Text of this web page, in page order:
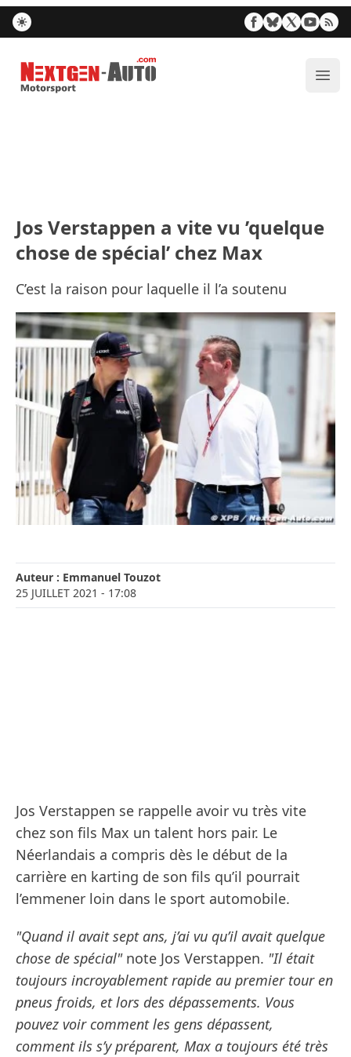
Nextgen-Auto.com
Jos Verstappen a vite vu ’quelque
chose de spécial’ chez Max
C’est la raison pour laquelle il l’a soutenu
Auteur : Emmanuel Touzot
25 JUILLET 2021 - 17:08
Jos Verstappen se rappelle avoir vu très vite
chez son fils Max un talent hors pair. Le
Néerlandais a compris dès le début de la
carrière en karting de son fils qu’il pourrait
l’emmener loin dans le sport automobile.
"Quand il avait sept ans, j’ai vu qu’il avait quelque
chose de spécial"note Jos Verstappen. "Il était
toujours incroyablement rapide au premier tour en
pneus froids, et lors des dépassements. Vous
pouvez voir comment les gens dépassent,
comment ils s’y préparent, Max a toujours été très